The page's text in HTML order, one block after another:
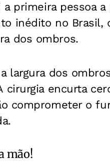
primeira pessoa a
inédito no Brasil,
dos ombros.
largura dos
cirurgia encurta
comprometer o
mão!